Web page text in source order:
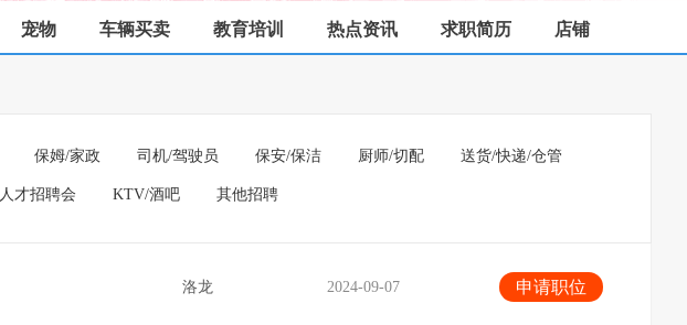
宠物 车辆买卖 教育培训 热点资讯 求职简历 店铺
保姆/家政 司机/驾驶员 保安/保洁 厨师/切配 送货/快递/仓管
人才招聘会 KTV/酒吧 其他招聘
申请职位
2024-09-07
洛龙